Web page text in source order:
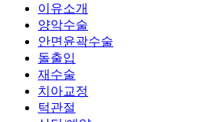
이유소개
양악수술
안면윤곽수술
돌출입
재수술
치아교정
턱관절